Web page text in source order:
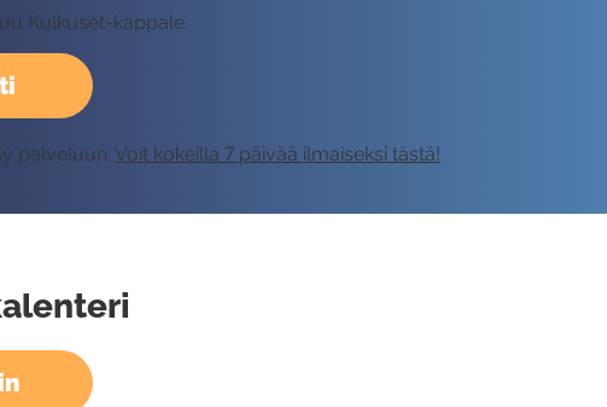
Kulkuset-kappale.
palveluun. Voit kokeilla 7 päivää ilmaiseksi tästä!